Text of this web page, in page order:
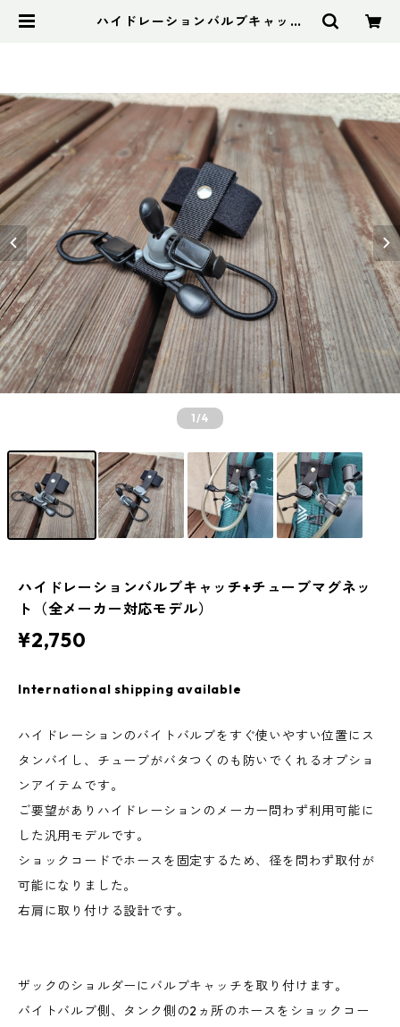
ハイドレーションバルブキャッチ
1/4
ハイドレーションバルブキャッチ+チューブマグネッ
ト（全メーカー対応モデル）
¥2,750
International shipping available
ハイドレーションのバイトバルブをすぐ使いやすい位置にス
タンバイし、チューブがバタつくのも防いでくれるオプショ
ンアイテムです。
ご要望がありハイドレーションのメーカー問わず利用可能に
した汎用モデルです。
ショックコードでホースを固定するため、径を問わず取付が
可能になりました。
右肩に取り付ける設計です。
ザックのショルダーにバルブキャッチを取り付けます。
バイトバルブ側、タンク側の2ヵ所のホースをショックコー